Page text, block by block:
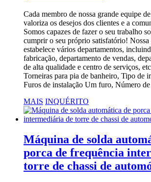
Cada membro de nossa grande equipe
valoriza os desejos dos clientes e a
Somos capazes de fazer o seu trabalho
cumprir o seu próprio satisfatório! Nossa
estabelece vários departamentos,
fabricação, departamento de vendas,
de alta qualidade e centro de serviços,
Torneiras para pia de banheiro, Tipo de
Furos de instalação Um furo, Número
MAIS INQUÉRITO
Máquina de solda
porca de frequência
torre de chassi de